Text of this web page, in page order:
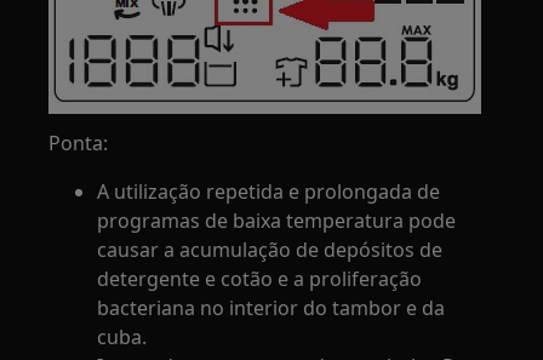
Ponta:
A utilização repetida e prolongada de
programas de baixa temperatura pode
causar a acumulação de depósitos de
detergente e cotão e a proliferação
bacteriana no interior do tambor e da
cuba.